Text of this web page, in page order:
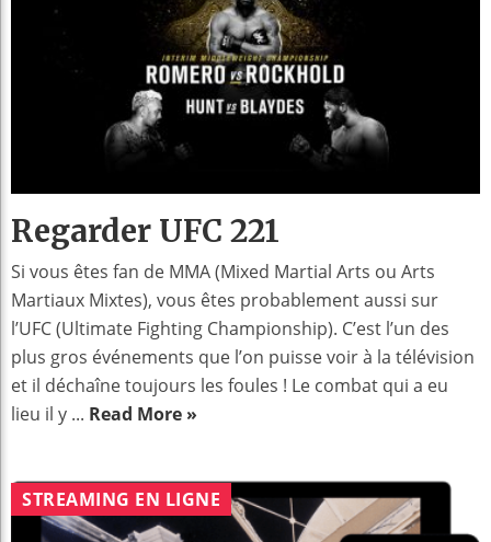
Regarder UFC 221
Si vous êtes fan de MMA (Mixed Martial Arts ou Arts
Martiaux Mixtes), vous êtes probablement aussi sur
l’UFC (Ultimate Fighting Championship). C’est l’un des
plus gros événements que l’on puisse voir à la télévision
et il déchaîne toujours les foules ! Le combat qui a eu
lieu il y ... Read More »
STREAMING EN LIGNE